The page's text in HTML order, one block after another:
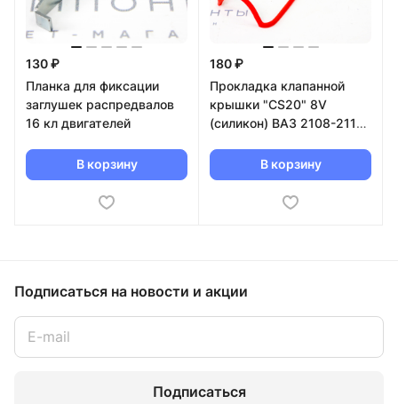
130 ₽
Планка для фиксации
заглушек распредвалов
16 кл двигателей
В корзину
180 ₽
Прокладка клапанной
крышки "CS20" 8V
(силикон) ВАЗ 2108-2115,
(CS10921)В корзину
Подписаться на новости и акции
Подписаться